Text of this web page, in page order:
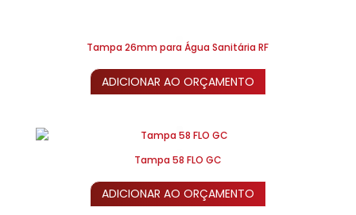
Tampa 26mm para Água Sanitária RF
ADICIONAR AO ORÇAMENTO
Tampa 58 FLO GC
ADICIONAR AO ORÇAMENTO